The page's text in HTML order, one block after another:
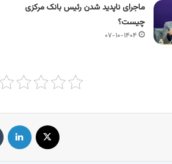
ماجرای ناپدید شدن رئیس بانک مرکزی
چیست؟
۰۷-۱۰-۱۴۰۴